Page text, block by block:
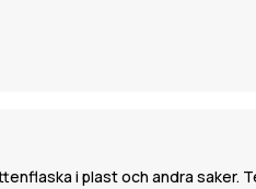
i plast och andra